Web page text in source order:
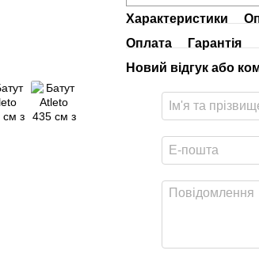
Характеристики
Оплата
Гарантія
Новий відгук або